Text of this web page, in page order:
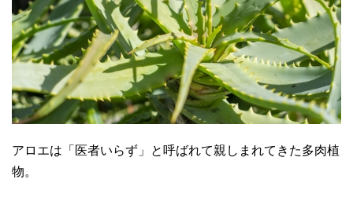
アロエは「医者いらず」と呼ばれて親しまれてきた多肉植
物。